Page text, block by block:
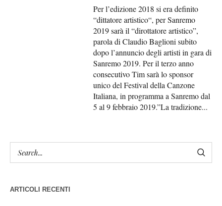
Per l’edizione 2018 si era definito
“dittatore artistico“, per Sanremo
2019 sarà il “dirottatore artistico”,
parola di Claudio Baglioni subito
dopo l’annuncio degli artisti in gara di
Sanremo 2019. Per il terzo anno
consecutivo Tim sarà lo sponsor
unico del Festival della Canzone
Italiana, in programma a Sanremo dal
5 al 9 febbraio 2019.”La tradizione...
ARTICOLI RECENTI